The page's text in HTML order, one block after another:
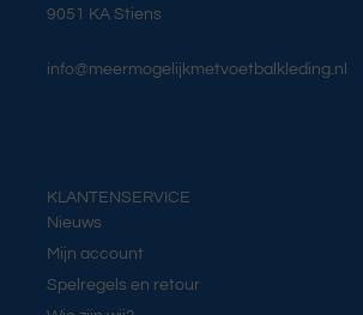
9051 KA Stiens
info@meermogelijkmetvoetbalkleding.nl
KLANTENSERVICE
Nieuws
Mijn account
Spelregels en retour